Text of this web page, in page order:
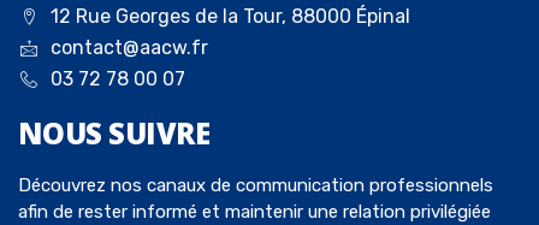
12 Rue Georges de la Tour, 88000 Épinal
contact@aacw.fr
03 72 78 00 07
NOUS SUIVRE
Découvrez nos canaux de communication professionnels
afin de rester informé et maintenir une relation privilégiée